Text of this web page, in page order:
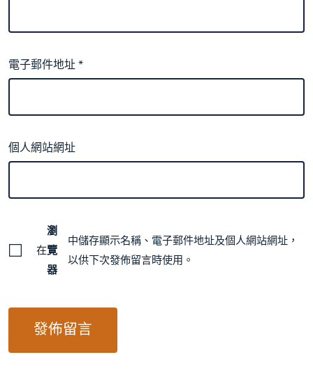
電子郵件地址*
個人網站網址
在
瀏
覽
器
中儲存顯示名稱、電子郵件地址及個人網站網址，
以供下次發佈留言時使用。